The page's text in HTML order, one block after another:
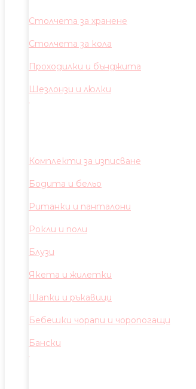
Столчета за хранене
Столчета за кола
Проходилки и бънджита
Шезлонзи и люлки
Комплекти за изписване
Бодита и бельо
Ританки и панталони
Рокли и поли
Блузи
Якета и жилетки
Шапки и ръкавици
Бебешки чорапи и чоропогащи
Бански